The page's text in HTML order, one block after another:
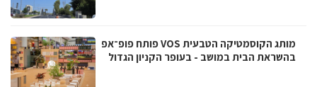
מותג הקוסמטיקה הטבעית VOS פותח פופ־אפ
בהשראת הבית במושב - בעופר הקניון הגדול